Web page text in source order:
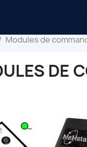
Modules de
DE